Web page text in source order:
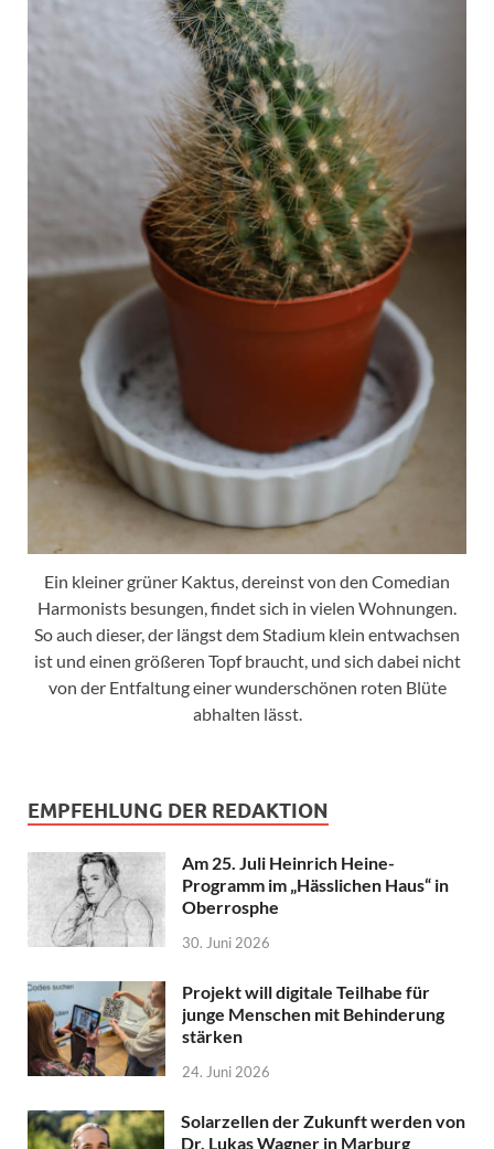
Ein kleiner grüner Kaktus, dereinst von den Comedian
Harmonists besungen, findet sich in vielen Wohnungen.
So auch dieser, der längst dem Stadium klein entwachsen
ist und einen größeren Topf braucht, und sich dabei nicht
von der Entfaltung einer wunderschönen roten Blüte
abhalten lässt.
EMPFEHLUNG DER REDAKTION
Am 25. Juli Heinrich Heine-
Programm im „Hässlichen Haus“ in
Oberrosphe
30. Juni 2026
Projekt will digitale Teilhabe für
junge Menschen mit Behinderung
stärken
24. Juni 2026
Solarzellen der Zukunft werden von
Dr. Lukas Wagner in Marburg